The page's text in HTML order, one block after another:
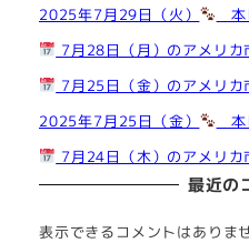
2025年7月29日（火）
本
7月28日（月）のアメリカ
7月25日（金）のアメリカ
2025年7月25日（金）
本
7月24日（木）のアメリカ
最近の
表示できるコメントはありませ